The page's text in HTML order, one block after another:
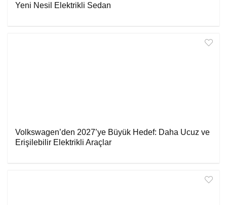
Yeni Nesil Elektrikli Sedan
Volkswagen’den 2027’ye Büyük Hedef: Daha Ucuz ve
Erişilebilir Elektrikli Araçlar